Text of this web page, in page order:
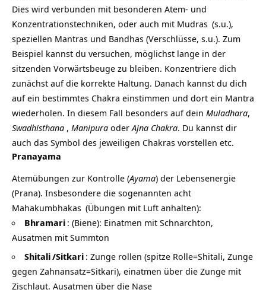
Dies wird verbunden mit besonderen Atem- und
Konzentrationstechniken, oder auch mit Mudras (s.u.),
speziellen Mantras und Bandhas (Verschlüsse, s.u.). Zum
Beispiel kannst du versuchen, möglichst lange in der
sitzenden Vorwärtsbeuge zu bleiben. Konzentriere dich
zunächst auf die korrekte Haltung. Danach kannst du dich
auf ein bestimmtes Chakra einstimmen und dort ein Mantra
wiederholen. In diesem Fall besonders auf dein Muladhara,
Swadhisthana , Manipura oderAjna Chakra. Du kannst dir
auch das Symbol des jeweiligen Chakras vorstellen etc.
Pranayama
Atemübungen zur Kontrolle (Ayama) der Lebensenergie
(Prana). Insbesondere die sogenannten acht
Mahakumbhakas (Übungen mit Luft anhalten):
Bhramari : (Biene): Einatmen mit Schnarchton,
Ausatmen mit Summton
Shitali/Sitkari : Zunge rollen (spitze Rolle=Shitali, Zunge
gegen Zahnansatz=Sitkari), einatmen über die Zunge mit
Zischlaut. Ausatmen über die Nase